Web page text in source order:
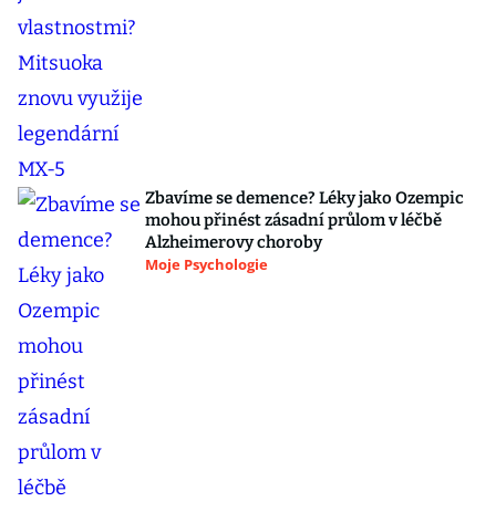
Zbavíme se demence? Léky jako Ozempic
mohou přinést zásadní průlom v léčbě
Alzheimerovy choroby
Moje Psychologie